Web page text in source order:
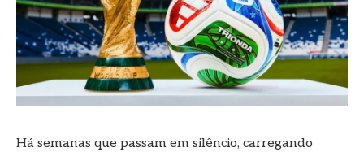
Há semanas que passam em silêncio, carregando